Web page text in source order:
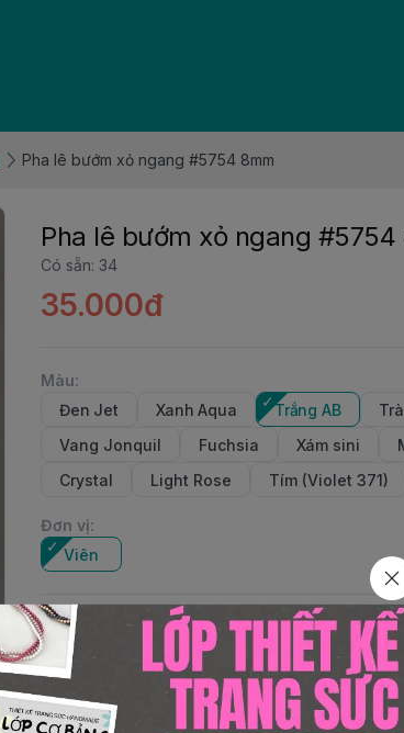
Pha lê bướm xỏ ngang #5754 8mm
Pha lê bướm xỏ ngang #5754
Có sẵn: 34
35.000đ
Màu:
Đen Jet
Xanh Aqua Trắng AB
Vang Jonquil
Fuchsia Xám sini
Crystal
Light Rose Tím (Violet 371)
Đơn vị:
Viên
Số lượng
Thêm giỏ hàng